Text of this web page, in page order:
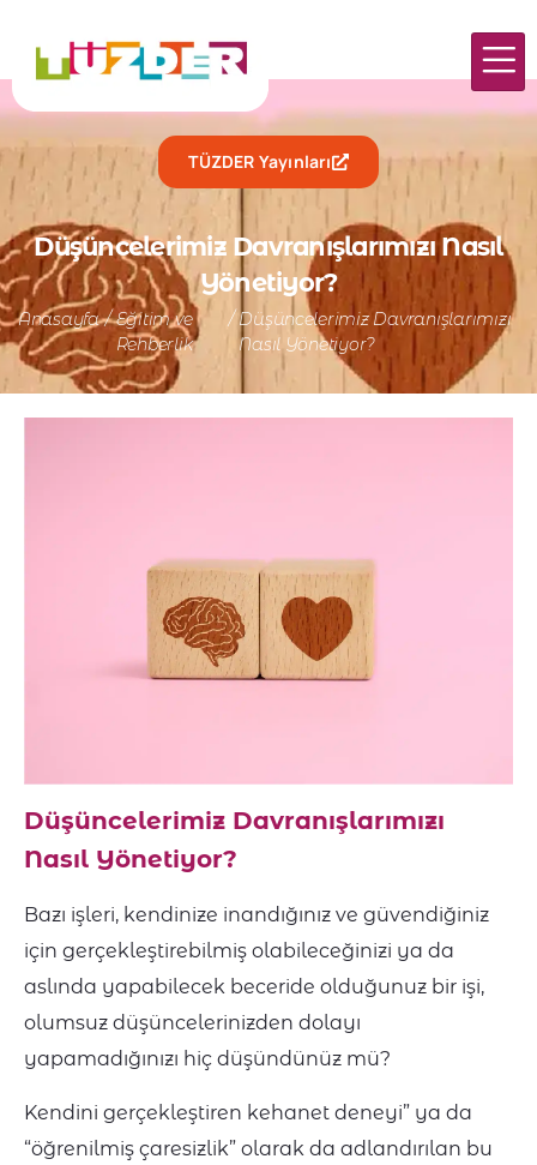
TÜZDER Yayınları
Düşüncelerimiz Davranışlarımızı Nasıl
Yönetiyor?
Anasayfa / Eğitim ve
Rehberlik
/ Düşüncelerimiz Davranışlarımızı
Nasıl Yönetiyor?
Düşüncelerimiz Davranışlarımızı
Nasıl Yönetiyor?
Bazı işleri, kendinize inandığınız ve güvendiğiniz
için gerçekleştirebilmiş olabileceğinizi ya da
aslında yapabilecek beceride olduğunuz bir işi,
olumsuz düşüncelerinizden dolayı
yapamadığınızı hiç düşündünüz mü?
Kendini gerçekleştiren kehanet deneyi” ya da
“öğrenilmiş çaresizlik” olarak da adlandırılan bu